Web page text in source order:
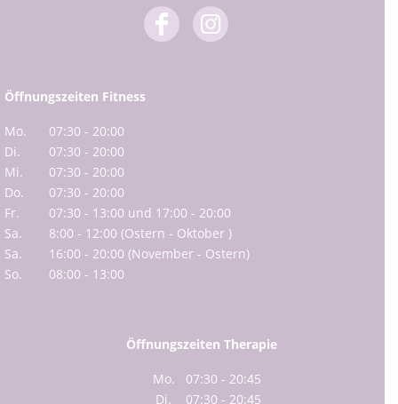
Öffnungszeiten Fitness
Mo.
07:30 - 20:00
Di.
07:30 - 20:00
Mi.
07:30 - 20:00
Do.
07:30 - 20:00
Fr.
07:30 - 13:00 und 17:00 - 20:00
Sa.
8:00 - 12:00 (Ostern - Oktober )
Sa.
16:00 - 20:00 (November - Ostern)
So.
08:00 - 13:00
Öffnungszeiten Therapie
Mo.
07:30 - 20:45
Di.
07:30 - 20:45